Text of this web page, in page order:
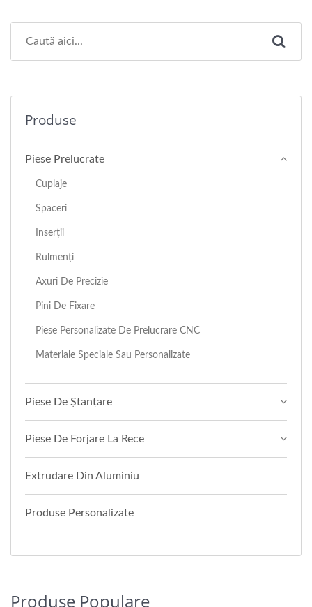
Produse
Piese Prelucrate
Cuplaje
Spaceri
Inserții
Rulmenți
Axuri De Precizie
Pini De Fixare
Piese Personalizate De Prelucrare CNC
Materiale Speciale Sau Personalizate
Piese De Ștanțare
Piese De Forjare La Rece
Extrudare Din Aluminiu
Produse Personalizate
Produse Populare